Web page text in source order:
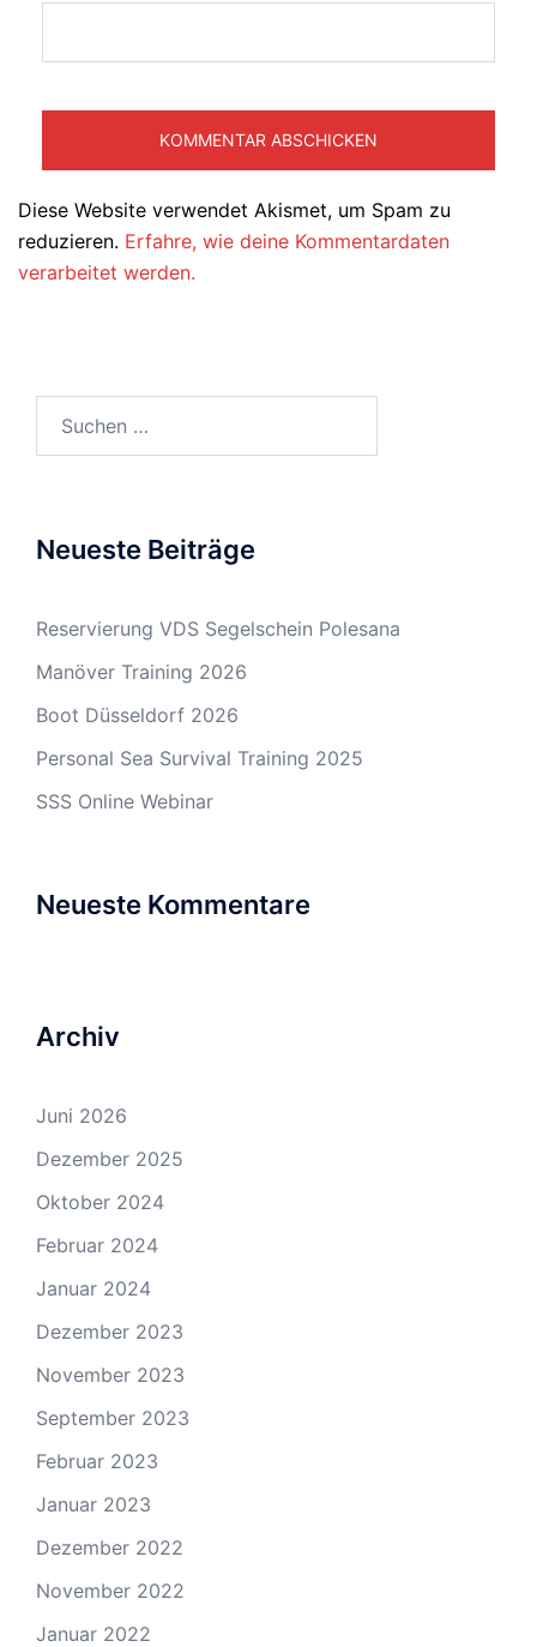
Diese Website verwendet Akismet, um Spam zu
reduzieren. Erfahre, wie deine Kommentardaten
verarbeitet werden.
Neueste Beiträge
Reservierung VDS Segelschein Polesana
Manöver Training 2026
Boot Düsseldorf 2026
Personal Sea Survival Training 2025
SSS Online Webinar
Neueste Kommentare
Archiv
Juni 2026
Dezember 2025
Oktober 2024
Februar 2024
Januar 2024
Dezember 2023
November 2023
September 2023
Februar 2023
Januar 2023
Dezember 2022
November 2022
Januar 2022